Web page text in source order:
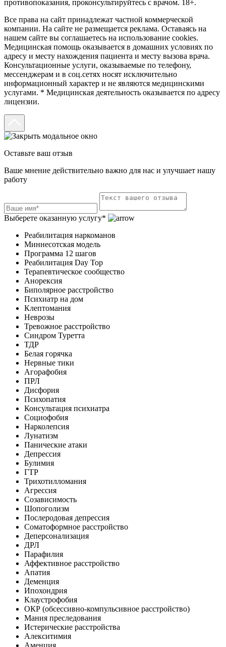
противопоказания, проконсультируйтесь с врачом. 18+.
Все права на сайт принадлежат частной коммерческой
компании. На сайте не размещается реклама. Оставаясь на
нашем сайте вы соглашаетесь на использование cookies.
Медицинская помощь оказывается в домашних условиях по
адресу и месту нахождения пациента и месту вызова врача.
Консультационные услуги, оказываемые по телефону,
мессенджерам и в соц.сетях носят исключительно
информационный характер и не являются медицинскими
услугами. * Медицинская деятельность оказывается по адресу
лицензии.
Оставьте ваш отзыв
Ваше мнение действительно важно для нас и улучшает нашу
работу
Выберете оказанную услугу*
Реабилитация наркоманов
Миннесотская модель
Программа 12 шагов
Реабилитация Day Top
Терапевтическое сообщество
Анорексия
Биполярное расстройство
Психиатр на дом
Клептомания
Неврозы
Тревожное расстройство
Синдром Туретта
ТДР
Белая горячка
Нервные тики
Агорафобия
ПРЛ
Дисфория
Психопатия
Консультация психиатра
Социофобия
Нарколепсия
Лунатизм
Панические атаки
Депрессия
Булимия
ГТР
Трихотилломания
Агрессия
Созависимость
Шопоголизм
Послеродовая депрессия
Соматоформное расстройство
Деперсонализация
ДРЛ
Парафилия
Аффективное расстройство
Апатия
Деменция
Ипохондрия
Клаустрофобия
ОКР (обсессивно-компульсивное расстройство)
Мания преследования
Истерические расстройства
Алекситимия